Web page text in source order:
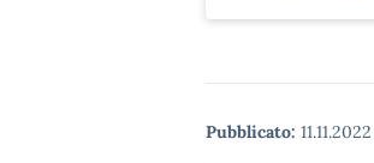
Pubblicato: 11.11.2022